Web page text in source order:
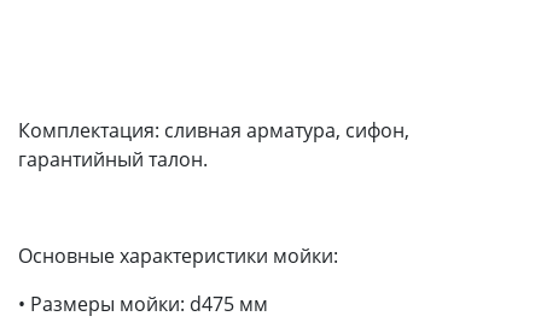
Комплектация: сливная арматура, сифон,
гарантийный талон.
Основные характеристики мойки:
• Размеры мойки: d475 мм